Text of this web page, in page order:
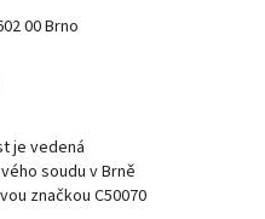
00 Brno
je vedená
soudu v Brně
značkou C50070